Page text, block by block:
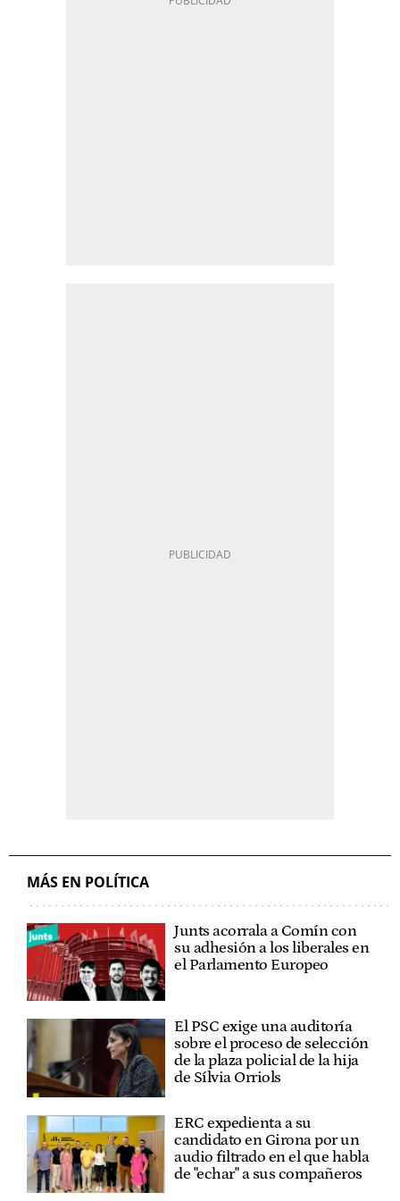
MÁS EN POLÍTICA
Junts acorrala a Comín con
su adhesión a los liberales en
el Parlamento Europeo
El PSC exige una auditoría
sobre el proceso de selección
de la plaza policial de la hija
de Sílvia Orriols
ERC expedienta a su
candidato en Girona por un
audio filtrado en el que habla
de "echar" a sus compañeros